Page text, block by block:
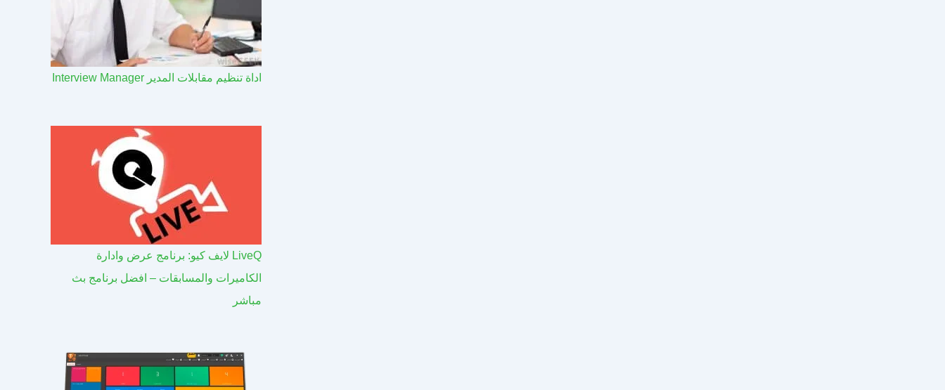
اداة تنظيم مقابلات المدير Interview Manager
LiveQ لايف كيو: برنامج عرض وادارة
الكاميرات والمسابقات – افضل برنامج بث
مباشر